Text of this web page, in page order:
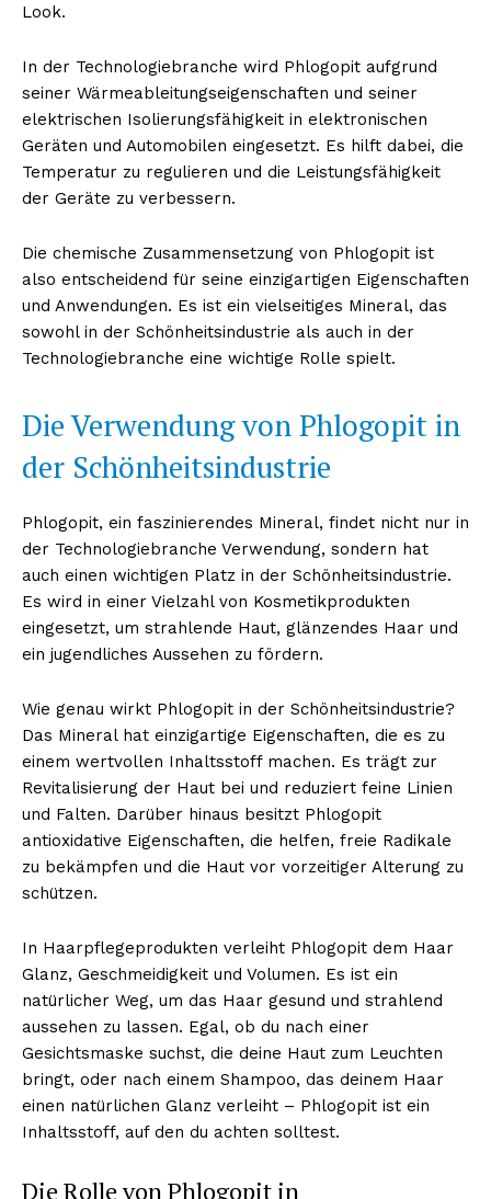
Look.
In der Technologiebranche wird Phlogopit aufgrund
seiner Wärmeableitungseigenschaften und seiner
elektrischen Isolierungsfähigkeit in elektronischen
Geräten und Automobilen eingesetzt. Es hilft dabei, die
Temperatur zu regulieren und die Leistungsfähigkeit
der Geräte zu verbessern.
Die chemische Zusammensetzung von Phlogopit ist
also entscheidend für seine einzigartigen Eigenschaften
und Anwendungen. Es ist ein vielseitiges Mineral, das
sowohl in der Schönheitsindustrie als auch in der
Technologiebranche eine wichtige Rolle spielt.
Die Verwendung von Phlogopit in
der Schönheitsindustrie
Phlogopit, ein faszinierendes Mineral, findet nicht nur in
der Technologiebranche Verwendung, sondern hat
auch einen wichtigen Platz in der Schönheitsindustrie.
Es wird in einer Vielzahl von Kosmetikprodukten
eingesetzt, um strahlende Haut, glänzendes Haar und
ein jugendliches Aussehen zu fördern.
Wie genau wirkt Phlogopit in der Schönheitsindustrie?
Das Mineral hat einzigartige Eigenschaften, die es zu
einem wertvollen Inhaltsstoff machen. Es trägt zur
Revitalisierung der Haut bei und reduziert feine Linien
und Falten. Darüber hinaus besitzt Phlogopit
antioxidative Eigenschaften, die helfen, freie Radikale
zu bekämpfen und die Haut vor vorzeitiger Alterung zu
schützen.
In Haarpflegeprodukten verleiht Phlogopit dem Haar
Glanz, Geschmeidigkeit und Volumen. Es ist ein
natürlicher Weg, um das Haar gesund und strahlend
aussehen zu lassen. Egal, ob du nach einer
Gesichtsmaske suchst, die deine Haut zum Leuchten
bringt, oder nach einem Shampoo, das deinem Haar
einen natürlichen Glanz verleiht – Phlogopit ist ein
Inhaltsstoff, auf den du achten solltest.
Die Rolle von Phlogopit in